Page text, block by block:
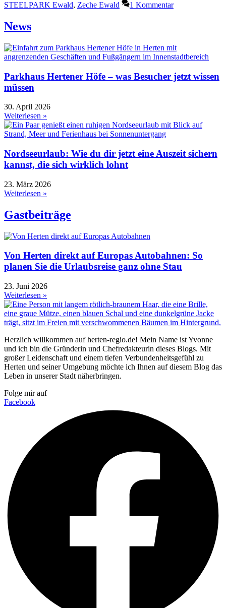
STEELPARK Ewald, Zeche Ewald 1 Kommentar
News
Parkhaus Hertener Höfe – was Besucher jetzt wissen
müssen
30. April 2026
Weiterlesen »
Nordseeurlaub: Wie du dir jetzt eine Auszeit sichern
kannst, die sich wirklich lohnt
23. März 2026
Weiterlesen »
Gastbeiträge
Von Herten direkt auf Europas Autobahnen: So
planen Sie die Urlaubsreise ganz ohne Stau
23. Juni 2026
Weiterlesen »
Herzlich willkommen auf herten-regio.de! Mein Name ist Yvonne
und ich bin die Gründerin und Chefredakteurin dieses Blogs. Mit
großer Leidenschaft und einem tiefen Verbundenheitsgefühl zu
Herten und seiner Umgebung möchte ich Ihnen auf diesem Blog das
Leben in unserer Stadt näherbringen.
Folge mir auf
Facebook